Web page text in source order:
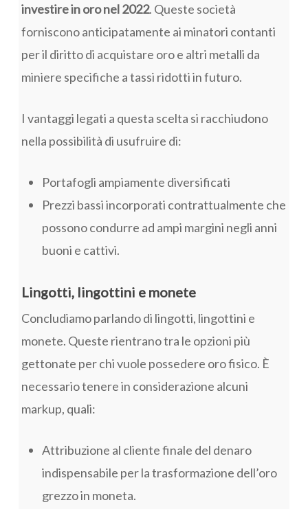
investire in oro nel 2022. Queste società
forniscono anticipatamente ai minatori contanti
per il diritto di acquistare oro e altri metalli da
miniere specifiche a tassi ridotti in futuro.
I vantaggi legati a questa scelta si racchiudono
nella possibilità di usufruire di:
Portafogli ampiamente diversificati
Prezzi bassi incorporati contrattualmente che
possono condurre ad ampi margini negli anni
buoni e cattivi.
Lingotti, lingottini e monete
Concludiamo parlando di lingotti, lingottini e
monete. Queste rientrano tra le opzioni più
gettonate per chi vuole possedere oro fisico. È
necessario tenere in considerazione alcuni
markup, quali:
Attribuzione al cliente finale del denaro
indispensabile per la trasformazione dell’oro
grezzo in moneta.